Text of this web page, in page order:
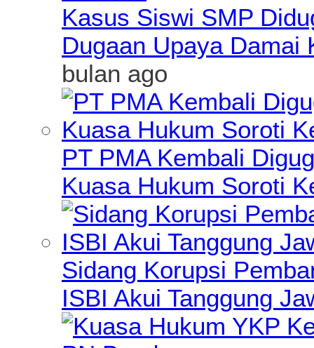
Kasus Siswi SMP
Dugaan Upaya Damai
bulan ago
PT PMA Kembali
Kuasa Hukum Soroti
Sidang Korupsi
ISBI Akui Tanggung